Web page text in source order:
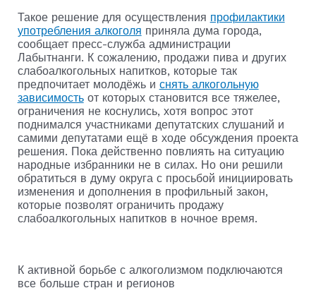
Такое решение для осуществления профилактики
употребления алкоголя приняла дума города,
сообщает пресс-служба администрации
Лабытнанги. К сожалению, продажи пива и других
слабоалкогольных напитков, которые так
предпочитает молодёжь и снять алкогольную
зависимостьот которых становится все тяжелее,
ограничения не коснулись, хотя вопрос этот
поднимался участниками депутатских слушаний и
самими депутатами ещё в ходе обсуждения проекта
решения. Пока действенно повлиять на ситуацию
народные избранники не в силах. Но они решили
обратиться в думу округа с просьбой инициировать
изменения и дополнения в профильный закон,
которые позволят ограничить продажу
слабоалкогольных напитков в ночное время.
К активной борьбе с алкоголизмом подключаются
все больше стран и регионов